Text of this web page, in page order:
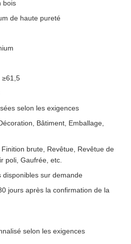
bois
de haute pureté
≥61,5
selon les exigences
Bâtiment, Emballage,
brute, Revêtue, Revêtue de
poli, Gaufrée, etc.
disponibles sur demande
jours après la confirmation de la
selon les exigences